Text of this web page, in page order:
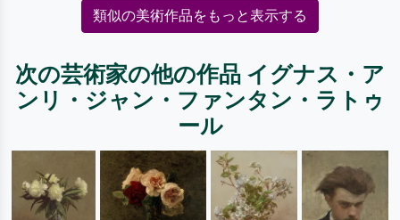
類似の美術作品をもっと表示する
次の芸術家の他の作品 イグナス・ア
ンリ・ジャン・ファンタン・ラトゥ
ール